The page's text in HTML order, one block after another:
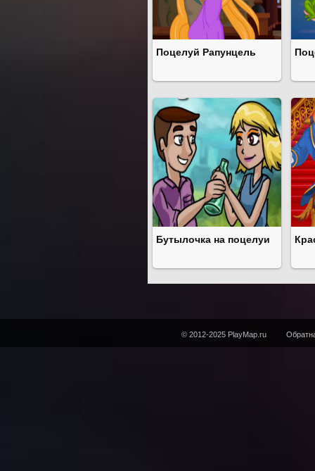
Поцелуй Рапунцель
Бутылочка на поцелуи
© 2012-2025 PlayMap.ru